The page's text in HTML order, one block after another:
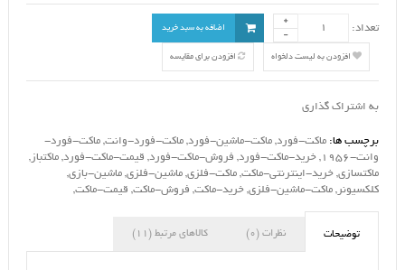
تعداد: اضافه به سبد خرید
افزودن به لیست دلخواه افزودن برای مقایسه
به اشتراک گذاری
برچسب ها: ماکت-فورد, ماکت-ماشین-فورد, ماکت-فورد-وانت, ماکت-فورد-
وانت-1956
, خرید-ماکت-فورد, فروش-ماکت-فورد, قیمت-ماکت-فورد, ماکتباز ,
ماکتسازی, خرید-اینترنتی-ماکت, ماکت-فلزی, ماشین-فلزی, ماشین-بازی,
کلکسیونر , ماکت-ماشین-فلزی, خرید-ماکت, فروش-ماکت, قیمت-ماکت,
توضیحات نظرات (0) کالاهای مرتبط (11)